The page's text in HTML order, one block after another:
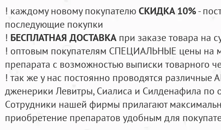
! каждому новому покупателюСКИДКА 10%-
последующие покупки
! БЕСПЛАТНАЯ ДОСТАВКА при заказе товара на
! оптовым покупателям СПЕЦИАЛЬНЫЕ цены на
препарата с возможностью выписки товарного
! так же у нас постоянно проводятся
дженерики Левитры, Сиалиса и Силденафила по
Cотрудники нашей фирмы прилагают
приобретение препаратов удобным для